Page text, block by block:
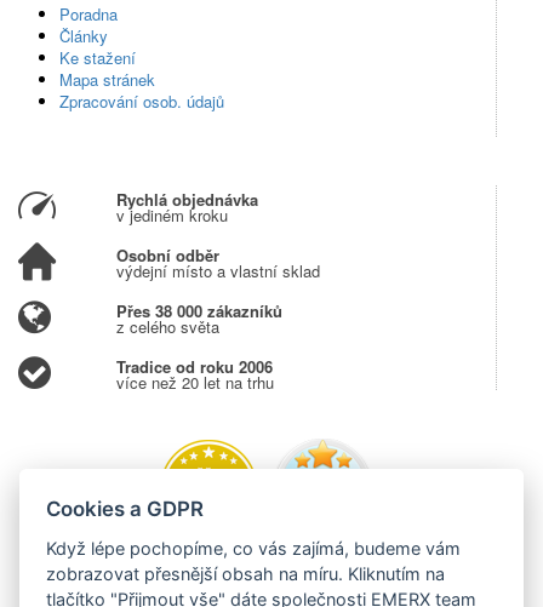
Poradna
Články
Ke stažení
Mapa stránek
Zpracování osob. údajů
Rychlá objednávka
v jediném kroku
Osobní odběr
výdejní místo a vlastní sklad
Přes 38 000 zákazníků
z celého světa
Tradice od roku 2006
více než 20 let na trhu
Cookies a GDPR
Když lépe pochopíme, co vás zajímá, budeme vám
zobrazovat přesnější obsah na míru. Kliknutím na
tlačítko "Přijmout vše" dáte společnosti EMERX team